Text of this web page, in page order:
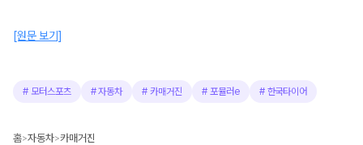
[원문 보기]
# 모터스포츠 #자동차 # 카매거진 # 포뮬러e # 한국타이어
홈>자동차>카매거진